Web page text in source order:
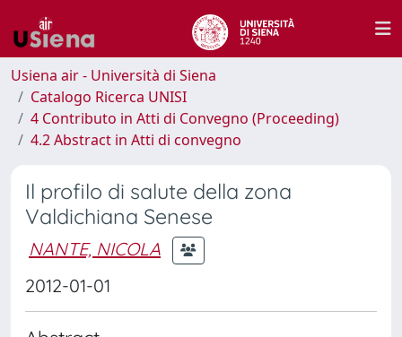
Usiena air - Università di Siena
Catalogo Ricerca UNISI
4 Contributo in Atti di Convegno (Proceeding)
4.2 Abstract in Atti di convegno
Il profilo di salute della zona
Valdichiana Senese
NANTE, NICOLA
2012-01-01